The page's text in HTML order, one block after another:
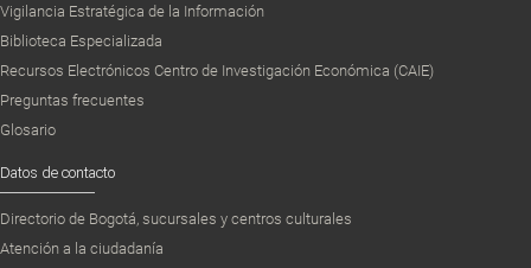
Vigilancia Estratégica de la Información
Biblioteca Especializada
Recursos Electrónicos Centro de Investigación Económica (CAIE)
Preguntas frecuentes
Glosario
Datos de contacto
Directorio de Bogotá, sucursales y centros culturales
Atención a la ciudadanía